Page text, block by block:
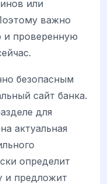
или
важно
и проверенную
безопасным
сайт банка.
для
актуальная
определит
и предложит